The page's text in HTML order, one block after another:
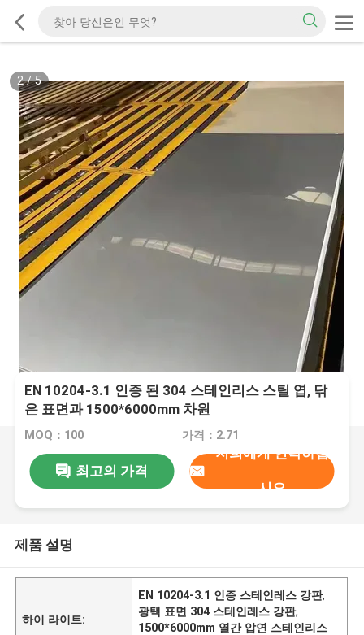
2/5
EN 10204-3.1 인증 된 304 스테인리스 스틸 엽, 닦
은 표면과 1500*6000mm 차원
MOQ：100 가격：2.71
최고의 가격
저희에게 연락하십
시오
제품 설명
하이 라이트:
EN 10204-3.1 인증 스테인레스 강판,
광택 표면 304 스테인레스 강판,
1500*6000mm 열간 압연 스테인리스